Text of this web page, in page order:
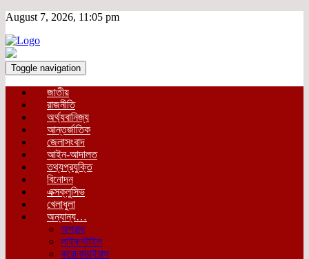
August 7, 2026, 11:05 pm
Toggle navigation
জাতীয়
রাজনীতি
অর্থ্যবানিজ্য
আন্তর্জাতিক
জেলাসংবাদ
আইন-আদালত
তথ্যপ্রযুক্তি
বিনোদন
এক্সক্লুসিভ
খেলাধুলা
অন্যান্য…
অপরাধ
লাইফস্টাইল
করোনাভাইরাস